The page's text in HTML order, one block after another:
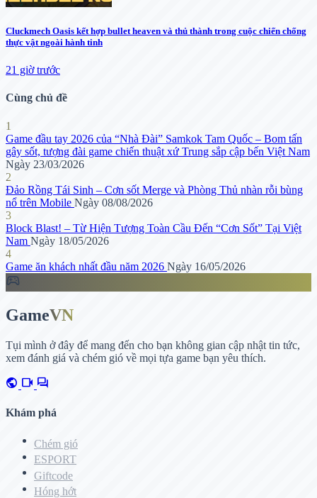
Cluckmech Oasis kết hợp bullet heaven và thủ thành trong cuộc chiến chống
thực vật ngoài hành tinh
21 giờ trước
Cùng chủ đề
1
Game đầu tay 2026 của “Nhà Đài” Samkok Tam Quốc – Bom tấn
gây sốt, tượng đài game chiến thuật xứ Trung sắp cập bến Việt Nam
Ngày 23/03/2026
2
Đảo Rồng Tái Sinh – Cơn sốt Merge và Phòng Thủ nhàn rỗi bùng
nổ trên Mobile Ngày 08/08/2026
3
Block Blast! – Từ Hiện Tượng Toàn Cầu Đến “Cơn Sốt” Tại Việt
Nam Ngày 18/05/2026
4
Game ăn khách nhất đầu năm 2026 Ngày 16/05/2026
sports_esports
GameVN
Tụi mình ở đây để mang đến cho bạn không gian cập nhật tin tức,
xem đánh giá và chém gió về mọi tựa game bạn yêu thích.
public videocam forum
Khám phá
Chém gió
ESPORT
Giftcode
Hóng hớt